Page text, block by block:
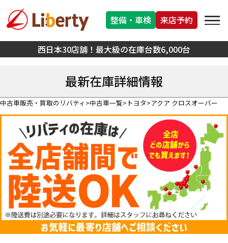
西日本30店舗！最大級の在庫台数6,000台
整備・車検 来店予約
最新在庫詳細情報
中古車販売・買取のリバティ 中古車一覧 トヨタ アクア クロスオーバー